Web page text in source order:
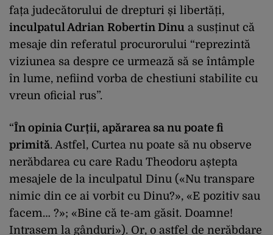
fața judecătorului de drepturi și libertăți,
inculpatul Adrian Robertin Dinu a susținut că
mesaje din referatul procurorului “reprezintă
viziunea sa despre ce urmează să se întâmple
în lume, nefiind vorba de chestiuni stabilite cu
vreun oficial rus”.
“În opinia Curții, apărarea sa nu poate fi
primită. Astfel, Curtea nu poate să nu observe
nerăbdarea cu care Radu Theodoru aștepta
mesajele de la inculpatul Dinu («Nu transpare
nimic din ce ai vorbit cu Dinu?», «E pozitiv sau
facem… ?»; «Bine că te-am găsit. Doamne!
Intrasem la gânduri»). Or, o astfel de nerăbdare